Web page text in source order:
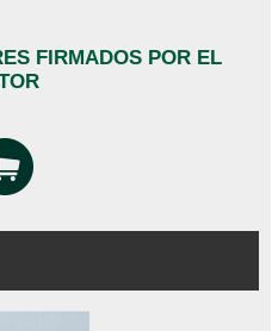
FIRMADOS POR EL